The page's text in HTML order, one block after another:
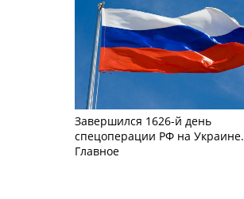
Завершился 1626-й день
спецоперации РФ на Украине.
Главное